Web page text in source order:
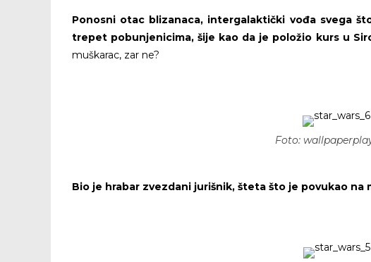
Ponosni otac blizanaca, intergalaktički vođa svega
trepet pobunjenicima, šije kao da je položio kurs u
muškarac, zar ne?
Foto:
Bio je hrabar zvezdani jurišnik, šteta što je povukao na